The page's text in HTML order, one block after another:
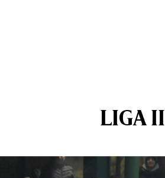
LIGA II